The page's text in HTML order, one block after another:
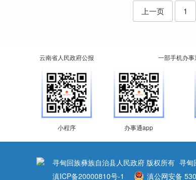
上一页 1
云南省人民政府公报
小程序
一部手机办事
办事通app
寻甸回族彝族自治县人民政府 版权所有 寻甸
滇ICP备20000810号-1
滇公网安备